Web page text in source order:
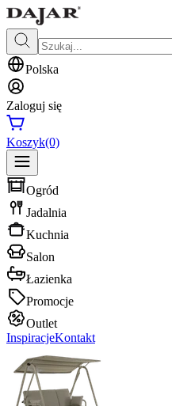
Polska
Zaloguj się
Koszyk(0)
Ogród
Jadalnia
Kuchnia
Salon
Łazienka
Promocje
Outlet
InspiracjeKontakt